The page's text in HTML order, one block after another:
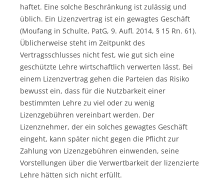
haftet. Eine solche Beschränkung ist zulässig und
üblich. Ein Lizenzvertrag ist ein gewagtes Geschäft
(Moufang in Schulte, PatG, 9. Aufl. 2014, § 15 Rn. 61).
Üblicherweise steht im Zeitpunkt des
Vertragsschlusses nicht fest, wie gut sich eine
geschützte Lehre wirtschaftlich verwerten lässt. Bei
einem Lizenzvertrag gehen die Parteien das Risiko
bewusst ein, dass für die Nutzbarkeit einer
bestimmten Lehre zu viel oder zu wenig
Lizenzgebühren vereinbart werden. Der
Lizenznehmer, der ein solches gewagtes Geschäft
eingeht, kann später nicht gegen die Pflicht zur
Zahlung von Lizenzgebühren einwenden, seine
Vorstellungen über die Verwertbarkeit der lizenzierte
Lehre hätten sich nicht erfüllt.